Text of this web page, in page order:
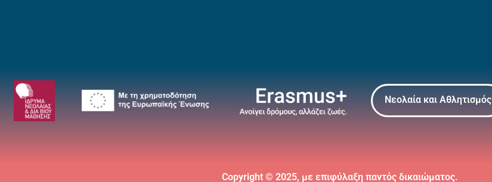
Νεολαία και Αθλητισμός
Copyright © 2025, με επιφύλαξη παντός δικαιώματος.